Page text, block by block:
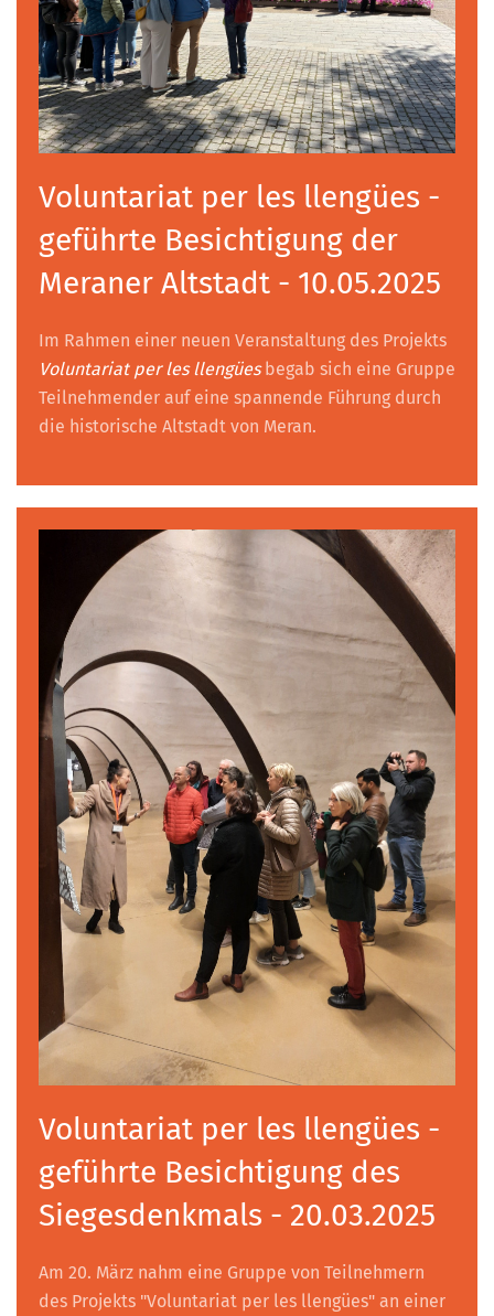
Voluntariat per les llengües -
geführte Besichtigung der
Meraner Altstadt - 10.05.2025
Im Rahmen einer neuen Veranstaltung des Projekts
Voluntariat per les llengüesbegab sich eine Gruppe
Teilnehmender auf eine spannende Führung durch
die historische Altstadt von Meran.
Voluntariat per les llengües -
geführte Besichtigung des
Siegesdenkmals - 20.03.2025
Am 20. März nahm eine Gruppe von Teilnehmern
des Projekts "Voluntariat per les llengües" an einer